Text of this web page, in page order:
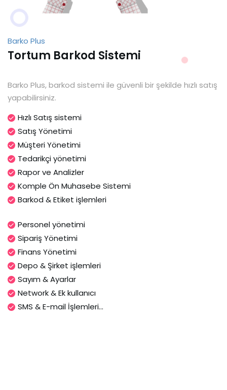
Barko Plus
Tortum Barkod Sistemi
Barko Plus, barkod sistemi ile güvenli bir şekilde hızlı satış
yapabilirsiniz.
Hızlı Satış sistemi
Satış Yönetimi
Müşteri Yönetimi
Tedarikçi yönetimi
Rapor ve Analizler
Komple Ön Muhasebe Sistemi
Barkod & Etiket işlemleri
Personel yönetimi
Sipariş Yönetimi
Finans Yönetimi
Depo & Şirket işlemleri
Sayım & Ayarlar
Network & Ek kullanıcı
SMS & E-mail İşlemleri...